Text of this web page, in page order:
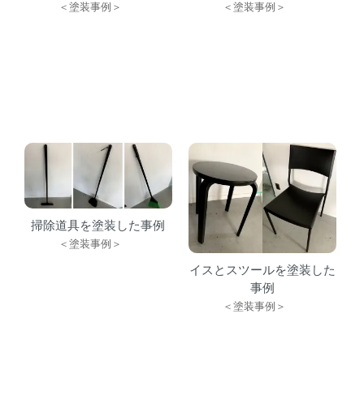
＜塗装事例＞ ＜塗装事例＞
掃除道具を塗装した事例
＜塗装事例＞
イスとスツールを塗装した
事例
＜塗装事例＞